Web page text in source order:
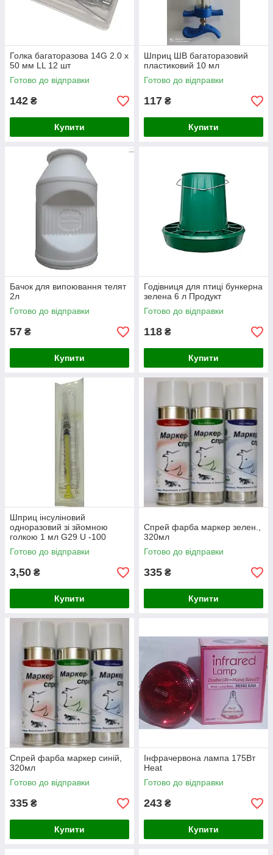
Голка багаторазова 14G 2.0 x
50 мм LL 12 шт
Готово до відправки
142 ₴
Купити
Шприц ШВ багаторазовий
пластиковий 10 мл
Готово до відправки
117 ₴
Купити
Бачок для випоювання телят
2л
Готово до відправки
57 ₴
Купити
Годівниця для птиці бункерна
зелена 6 л Продукт
Готово до відправки
118 ₴
Купити
Шприц інсуліновий
одноразовий зі зйомною
голкою 1 мл G29 U -100
(0,33*12,7мм)
Готово до відправки
3,50 ₴
Купити
Спрей фарба маркер зелен.,
320мл
Готово до відправки
335 ₴
Купити
Спрей фарба маркер синій,
320мл
Готово до відправки
335 ₴
Купити
Інфрачервона лампа 175Вт
Heat
Готово до відправки
243 ₴
Купити